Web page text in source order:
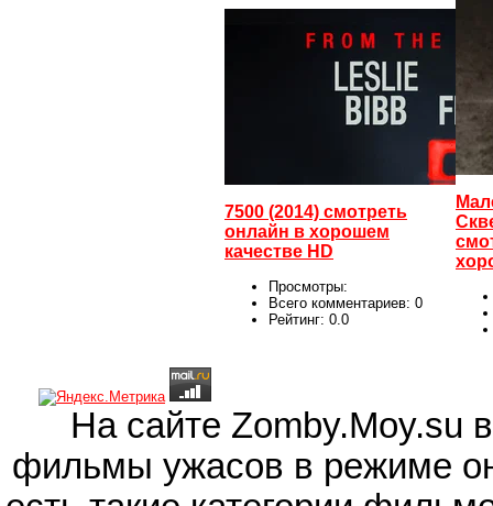
7500 (2014) смотреть
онлайн в хорошем
качестве HD
Просмотры:
Всего комментариев: 0
Рейтинг: 0.0
На сайте Zomby.Moy.su
фильмы ужасов в режиме